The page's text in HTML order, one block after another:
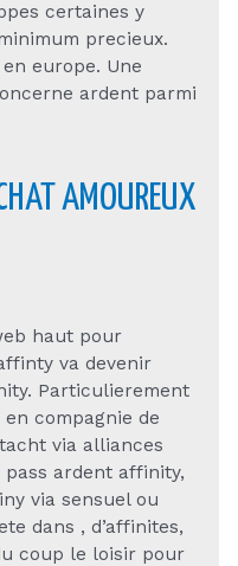
certaines y
precieux.
europe. Une
ardent parmi
AMOUREUX
haut pour
va devenir
Particulierement
compagnie de
via alliances
pass ardent affinity,
via sensuel ou
dans , d’affinites,
coup le loisir pour